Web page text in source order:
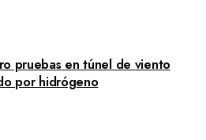
pruebas en túnel de viento
por hidrógeno